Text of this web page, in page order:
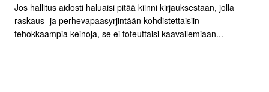
Jos hallitus aidosti haluaisi pitää kiinni kirjauksestaan, jolla
raskaus- ja perhevapaasyrjintään kohdistettaisiin
tehokkaampia keinoja, se ei toteuttaisi kaavailemiaan...